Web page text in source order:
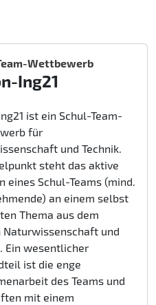
Wettbewerb
Ing21
ist ein Schul-Team-
für
und Technik.
steht das aktive
eines Schul-Teams (mind.
an einem selbst
Thema aus dem
Naturwissenschaft und
Ein wesentlicher
ist die enge
des Teams und
mit einem